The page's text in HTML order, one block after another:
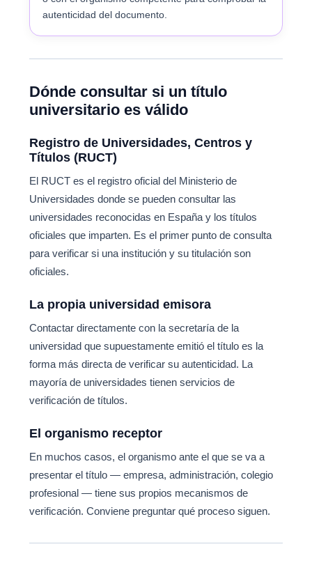
autenticidad del documento.
Dónde consultar si un título
universitario es válido
Registro de Universidades, Centros y
Títulos (RUCT)
El RUCT es el registro oficial del Ministerio de
Universidades donde se pueden consultar las
universidades reconocidas en España y los títulos
oficiales que imparten. Es el primer punto de consulta
para verificar si una institución y su titulación son
oficiales.
La propia universidad emisora
Contactar directamente con la secretaría de la
universidad que supuestamente emitió el título es la
forma más directa de verificar su autenticidad. La
mayoría de universidades tienen servicios de
verificación de títulos.
El organismo receptor
En muchos casos, el organismo ante el que se va a
presentar el título — empresa, administración, colegio
profesional — tiene sus propios mecanismos de
verificación. Conviene preguntar qué proceso siguen.